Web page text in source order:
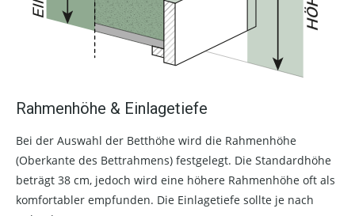
Rahmenhöhe & Einlagetiefe
Bei der Auswahl der Betthöhe wird die Rahmenhöhe
(Oberkante des Bettrahmens) festgelegt. Die Standardhöhe
beträgt 38 cm, jedoch wird eine höhere Rahmenhöhe oft als
komfortabler empfunden. Die Einlagetiefe sollte je nach